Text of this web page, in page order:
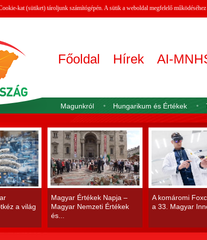
kat (sütiket) tároljunk számítógépén. A sütik a weboldal megfelelő működéséhez
Főoldal Hírek AI-
Magunkról Hungarikum és Értékek
a világ
Magyar Értékek Napja –
Magyar Nemzeti Értékek
és...
A komáromi
a 33. Magyar